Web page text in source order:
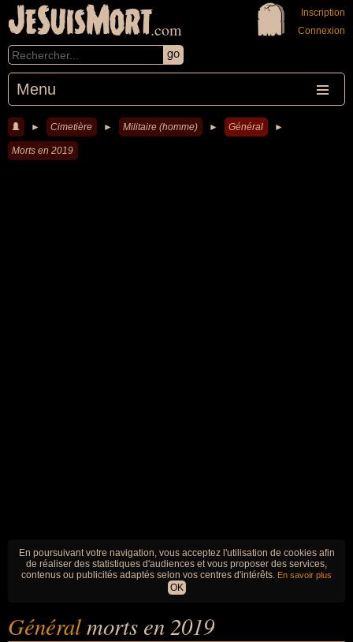
JeSuisMort.com
Menu
Inscription
Connexion
► Cimetière ► Militaire (homme) ► Général ►
Morts en 2019
En poursuivant votre navigation, vous acceptez l'utilisation de cookies afin
de réaliser des statistiques d'audiences et vous proposer des services,
contenus ou publicités adaptés selon vos centres d'intérêts. En savoir plus
OK
Généralmorts en 2019